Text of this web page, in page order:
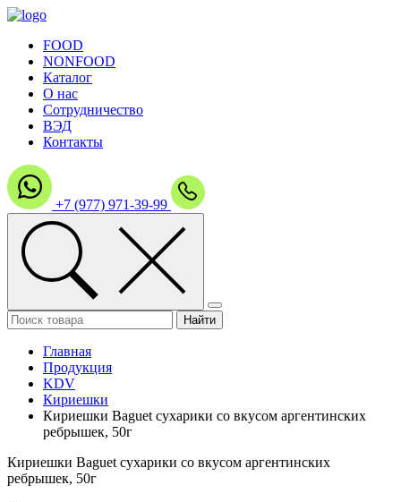
FOOD
NONFOOD
Каталог
О нас
Сотрудничество
ВЭД
Контакты
+7 (977) 971-39-99
Главная
Продукция
KDV
Кириешки
Кириешки Baguet сухарики со вкусом аргентинских
ребрышек, 50г
Кириешки Baguet сухарики со вкусом аргентинских
ребрышек, 50г